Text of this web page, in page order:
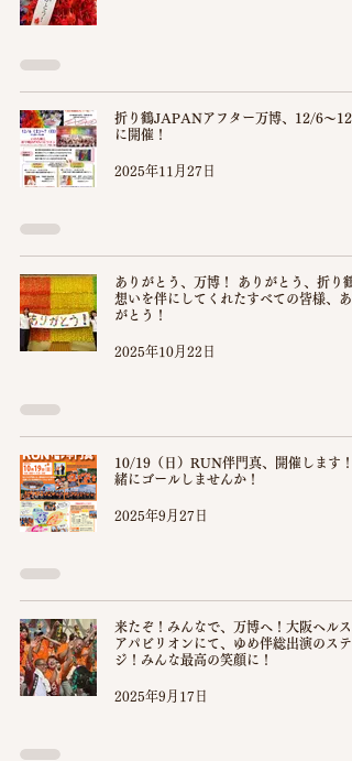
折り鶴JAPANアフター万博、12/6〜
に開催！
2025年11月27日
ありがとう、万博！ ありがとう、折り
想いを伴にしてくれたすべての皆様、あ
がとう！
2025年10月22日
10/19（日）RUN伴門真、開催します！
緒にゴールしませんか！
2025年9月27日
来たぞ！みんなで、万博へ！大阪ヘルス
アパビリオンにて、ゆめ伴総出演のステ
ジ！みんな最高の笑顔に！
2025年9月17日